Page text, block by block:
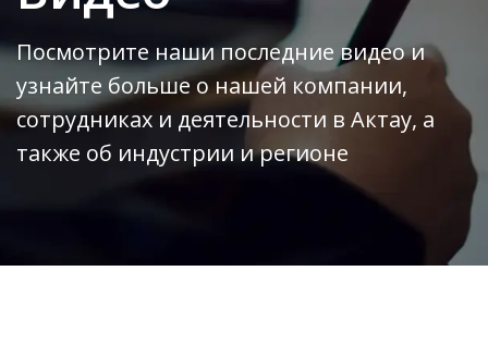
Посмотрите наши последние видео и
узнайте больше о нашей компании,
сотрудниках и деятельности в Актау, а
также об индустрии и регионе